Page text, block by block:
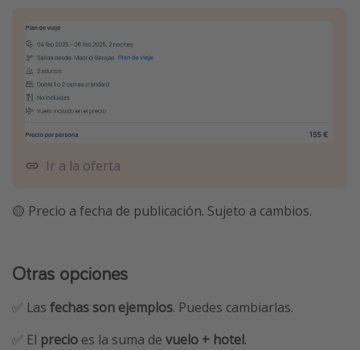
Ir a la oferta
🟡 Precio a fecha de publicación. Sujeto a cambios.
Otras opciones
✅ Las fechas son ejemplos. Puedes cambiarlas.
✅ El precio es la suma de vuelo + hotel.